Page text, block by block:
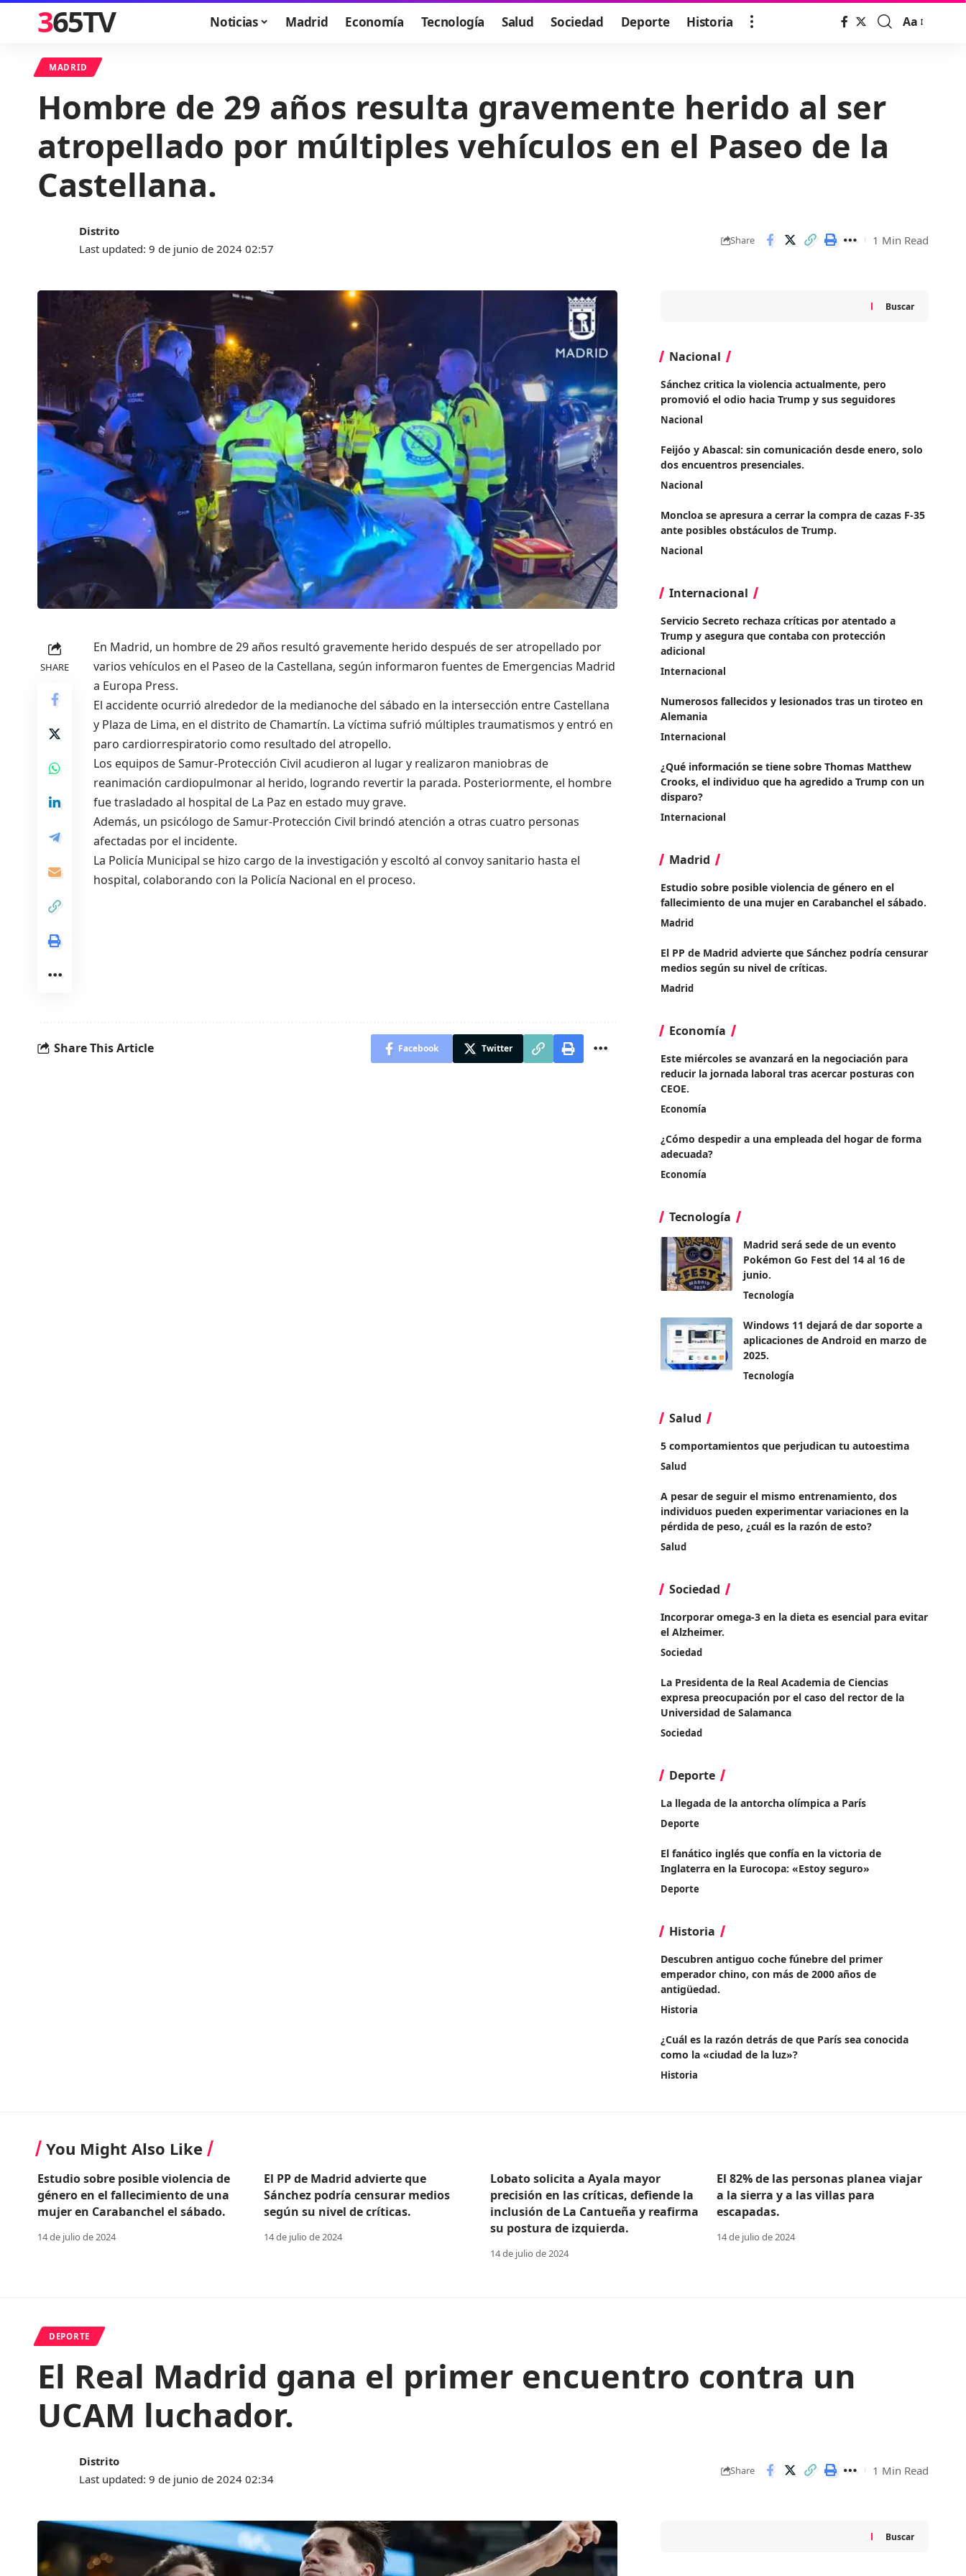
365TV Noticias Madrid Economía Tecnología Salud Sociedad Deporte Historia
Font
Aa
MADRID
Hombre de 29 años resulta gravemente herido al ser
atropellado por múltiples vehículos en el Paseo de la
Castellana.
Last updated: 9 de junio de 2024 02:57
Distrito
Share 1 Min Read
SHARE
En Madrid, un hombre de 29 años resultó gravemente herido después de ser atropellado por
varios vehículos en el Paseo de la Castellana, según informaron fuentes de Emergencias Madrid
a Europa Press.
El accidente ocurrió alrededor de la medianoche del sábado en la intersección entre Castellana
y Plaza de Lima, en el distrito de Chamartín. La víctima sufrió múltiples traumatismos y entró en
paro cardiorrespiratorio como resultado del atropello.
Los equipos de Samur-Protección Civil acudieron al lugar y realizaron maniobras de
reanimación cardiopulmonar al herido, logrando revertir la parada. Posteriormente, el hombre
fue trasladado al hospital de La Paz en estado muy grave.
Además, un psicólogo de Samur-Protección Civil brindó atención a otras cuatro personas
afectadas por el incidente.
La Policía Municipal se hizo cargo de la investigación y escoltó al convoy sanitario hasta el
hospital, colaborando con la Policía Nacional en el proceso.
Share This Article Facebook Twitter
Buscar
Nacional
Sánchez critica la violencia actualmente, pero
promovió el odio hacia Trump y sus seguidores
Nacional
Feijóo y Abascal: sin comunicación desde enero, solo
dos encuentros presenciales.
Nacional
Moncloa se apresura a cerrar la compra de cazas F-35
ante posibles obstáculos de Trump.
Nacional
Internacional
Servicio Secreto rechaza críticas por atentado a
Trump y asegura que contaba con protección
adicional
Internacional
Numerosos fallecidos y lesionados tras un tiroteo en
Alemania
Internacional
¿Qué información se tiene sobre Thomas Matthew
Crooks, el individuo que ha agredido a Trump con un
disparo?
Internacional
Madrid
Estudio sobre posible violencia de género en el
fallecimiento de una mujer en Carabanchel el sábado.
Madrid
El PP de Madrid advierte que Sánchez podría censurar
medios según su nivel de críticas.
Madrid
Economía
Este miércoles se avanzará en la negociación para
reducir la jornada laboral tras acercar posturas con
CEOE.
Economía
¿Cómo despedir a una empleada del hogar de forma
adecuada?
Economía
Tecnología
Madrid será sede de un evento
Pokémon Go Fest del 14 al 16 de
junio.
Tecnología
Windows 11 dejará de dar soporte a
aplicaciones de Android en marzo de
2025.
Tecnología
Salud
5 comportamientos que perjudican tu autoestima
Salud
A pesar de seguir el mismo entrenamiento, dos
individuos pueden experimentar variaciones en la
pérdida de peso, ¿cuál es la razón de esto?
Salud
Sociedad
Incorporar omega-3 en la dieta es esencial para evitar
el Alzheimer.
Sociedad
La Presidenta de la Real Academia de Ciencias
expresa preocupación por el caso del rector de la
Universidad de Salamanca
Sociedad
Deporte
La llegada de la antorcha olímpica a París
Deporte
El fanático inglés que confía en la victoria de
Inglaterra en la Eurocopa: «Estoy seguro»
Deporte
Historia
Descubren antiguo coche fúnebre del primer
emperador chino, con más de 2000 años de
antigüedad.
Historia
¿Cuál es la razón detrás de que París sea conocida
como la «ciudad de la luz»?
Historia
You Might Also Like
Estudio sobre posible violencia de
género en el fallecimiento de una
mujer en Carabanchel el sábado.
14 de julio de 2024
El PP de Madrid advierte que
Sánchez podría censurar medios
según su nivel de críticas.
14 de julio de 2024
Lobato solicita a Ayala mayor
precisión en las críticas, defiende la
inclusión de La Cantueña y reafirma
su postura de izquierda.
14 de julio de 2024
El 82% de las personas planea viajar
a la sierra y a las villas para
escapadas.
14 de julio de 2024
DEPORTE
El Real Madrid gana el primer encuentro contra un
UCAM luchador.
Last updated: 9 de junio de 2024 02:34
Distrito
Share 1 Min Read
Buscar